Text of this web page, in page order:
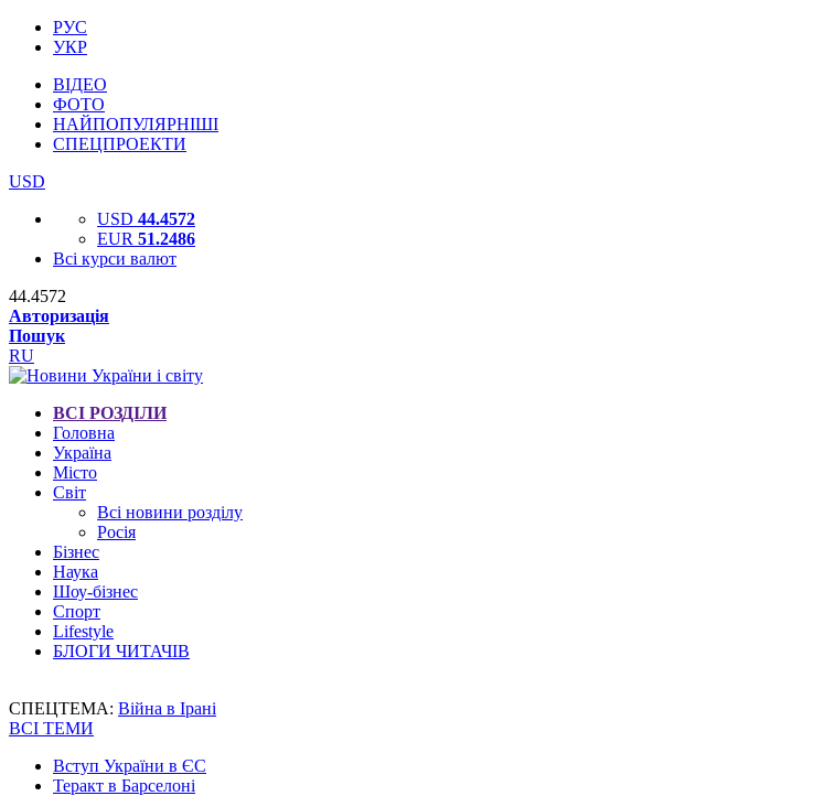
РУС
УКР
ВІДЕО
ФОТО
НАЙПОПУЛЯРНІШІ
СПЕЦПРОЕКТИ
USD
USD 44.4572
EUR 51.2486
Всі курси валют
44.4572
Авторизація
Пошук
RU
ВСІ РОЗДІЛИ
Головна
Україна
Місто
Світ
Всі новини розділу
Росія
Бізнес
Наука
Шоу-бізнес
Спорт
Lifestyle
БЛОГИ ЧИТАЧІВ
СПЕЦТЕМА: Війна в Ірані
ВСІ ТЕМИ
Вступ України в ЄС
Теракт в Барселоні